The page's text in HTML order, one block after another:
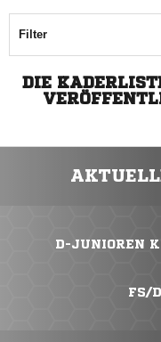
Filter
DIE
D-JUNIOREN
FS/